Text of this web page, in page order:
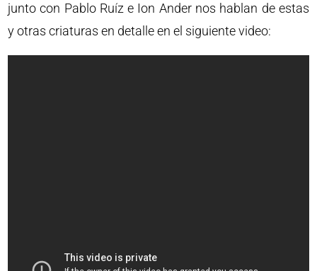
junto con Pablo Ruíz e Ion Ander nos hablan de estas
y otras criaturas en detalle en el siguiente video: